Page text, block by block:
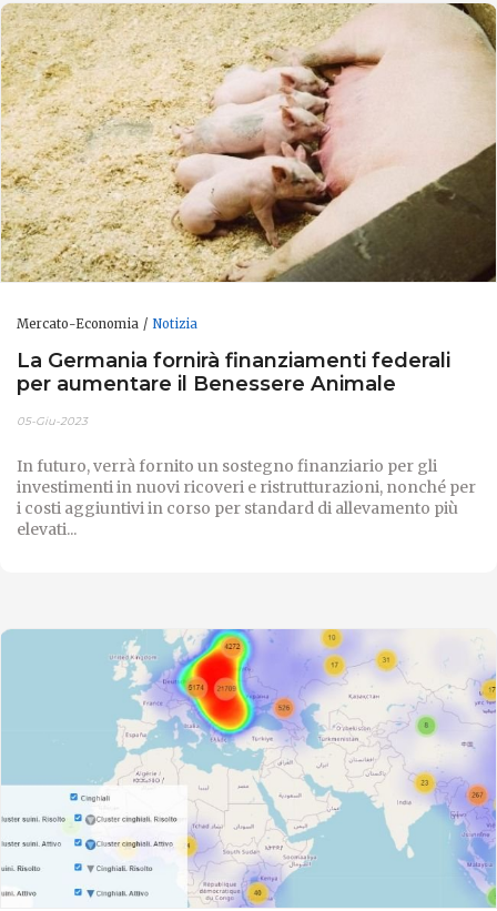
Mercato-Economia Notizia
La Germania fornirà finanziamenti federali
per aumentare il Benessere Animale
05-Giu-2023
In futuro, verrà fornito un sostegno finanziario per gli
investimenti in nuovi ricoveri e ristrutturazioni, nonché per
i costi aggiuntivi in corso per standard di allevamento più
elevati...